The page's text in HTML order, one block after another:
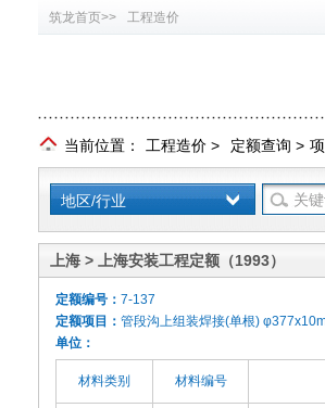
筑龙首页>> 工程造价
当前位置： 工程造价 > 定额查询 >
地区/行业
上海 > 上海安装工程定额（1993）
定额编号： 7-137
定额项目： 管段沟上组装焊接(单根)
单位：
材料类别 材料编号